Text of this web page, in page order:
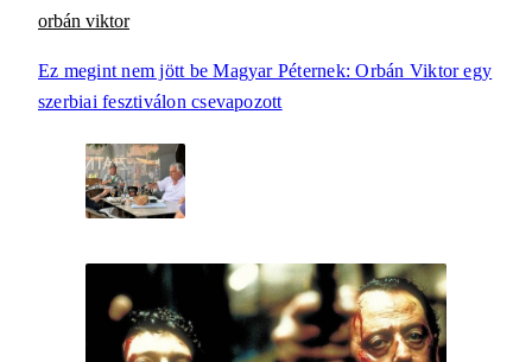
orbán viktor
Ez megint nem jött be Magyar Péternek: Orbán Viktor egy
szerbiai fesztiválon csevapozott